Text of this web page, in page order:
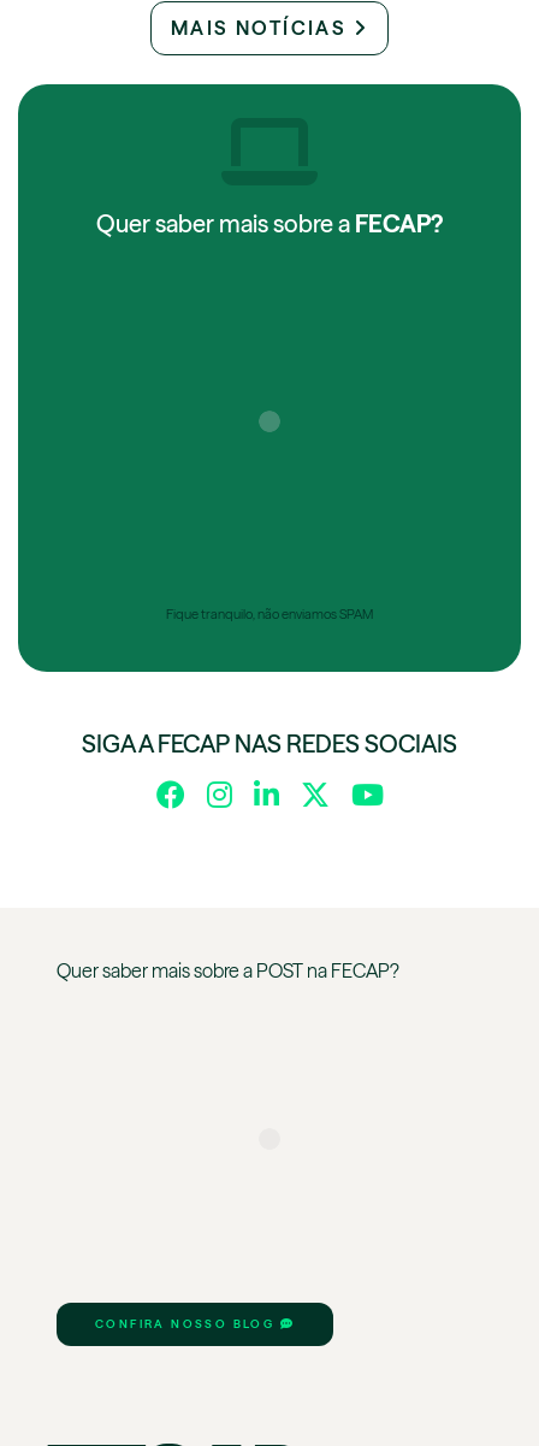
MAIS NOTÍCIAS
Quer saber mais sobre a FECAP?
Fique tranquilo, não enviamos SPAM
SIGA A FECAP NAS REDES SOCIAIS
Quer saber mais sobre a POST na FECAP?
CONFIRA NOSSO BLOG